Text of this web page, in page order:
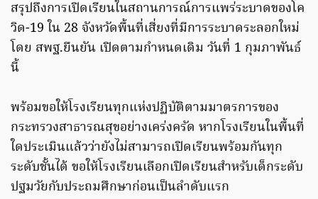
สรุปถึงการเปิดเรียนในสถานการณ์การแพร่ระบาดของโค
วิด-19 ใน 28 จังหวัดพื้นที่เสี่ยงที่มีการระบาดระลอกใหม่
โดย สพฐ.ยืนยัน เปิดตามกำหนดเดิม วันที่ 1 กุมภาพันธ์
นี้
พร้อมขอให้โรงเรียนทุกแห่งปฏิบัติตามมาตรการของ
กระทรวงสาธารณสุขอย่างเคร่งครัด หากโรงเรียนในพื้นที่
ใดประเมินแล้วว่ายังไม่สามารถเปิดเรียนพร้อมกันทุก
ระดับชั้นได้ ขอให้โรงเรียนเลือกเปิดเรียนสำหรับเด็กระดับ
ปฐมวัยกับประถมศึกษาก่อนเป็นลำดับแรก